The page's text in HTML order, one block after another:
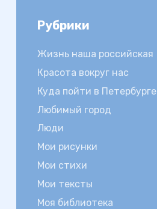
Рубрики
Жизнь наша российская
Красота вокруг нас
Куда пойти в Петербурге
Любимый город
Люди
Мои рисунки
Мои стихи
Мои тексты
Моя библиотека